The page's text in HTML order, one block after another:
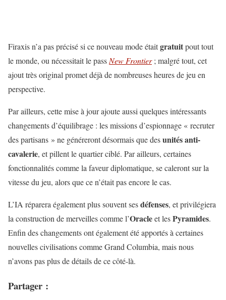
Firaxis n’a pas précisé si ce nouveau mode étaitgratuitpout tout
le monde, ou nécessitait le pass New Frontier; malgré tout, cet
ajout très original promet déjà de nombreuses heures de jeu en
perspective.
Par ailleurs, cette mise à jour ajoute aussi quelques intéressants
changements d’équilibrage : les missions d’espionnage « recruter
des partisans » ne généreront désormais que desunités anti-
cavalerie, et pillent le quartier ciblé. Par ailleurs, certaines
fonctionnalités comme la faveur diplomatique, se caleront sur la
vitesse du jeu, alors que ce n’était pas encore le cas.
L’IA réparera également plus souvent sesdéfenses, et privilégiera
la construction de merveilles comme l’Oracleet lesPyramides.
Enfin des changements ont également été apportés à certaines
nouvelles civilisations comme Grand Columbia, mais nous
n’avons pas plus de détails de ce côté-là.
Partager :